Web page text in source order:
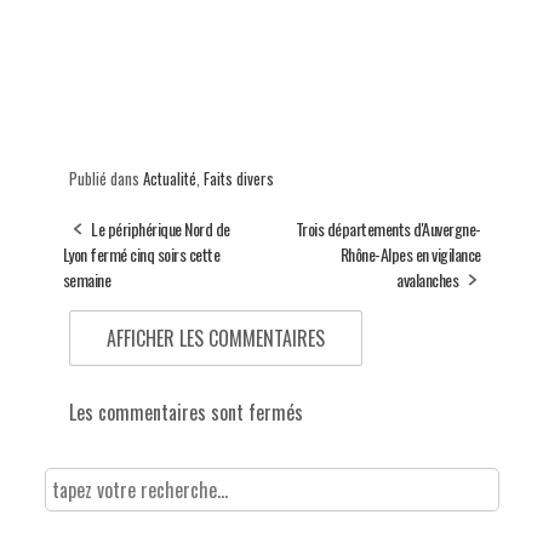
Publié dans Actualité, Faits divers
Le périphérique Nord de
Lyon fermé cinq soirs cette
semaine
Trois départements d'Auvergne-
Rhône-Alpes en vigilance
avalanches
AFFICHER LES COMMENTAIRES
Les commentaires sont fermés